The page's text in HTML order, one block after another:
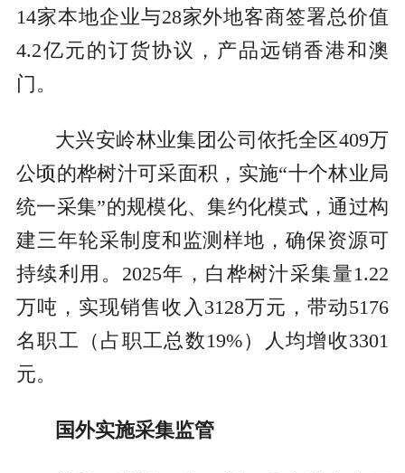
14家本地企业与28家外地客商签署总价值
4.2亿元的订货协议，产品远销香港和澳
门。
大兴安岭林业集团公司依托全区409万
公顷的桦树汁可采面积，实施“十个林业局
统一采集”的规模化、集约化模式，通过构
建三年轮采制度和监测样地，确保资源可
持续利用。2025年，白桦树汁采集量1.22
万吨，实现销售收入3128万元，带动5176
名职工（占职工总数19%）人均增收3301
元。
国外实施采集监管